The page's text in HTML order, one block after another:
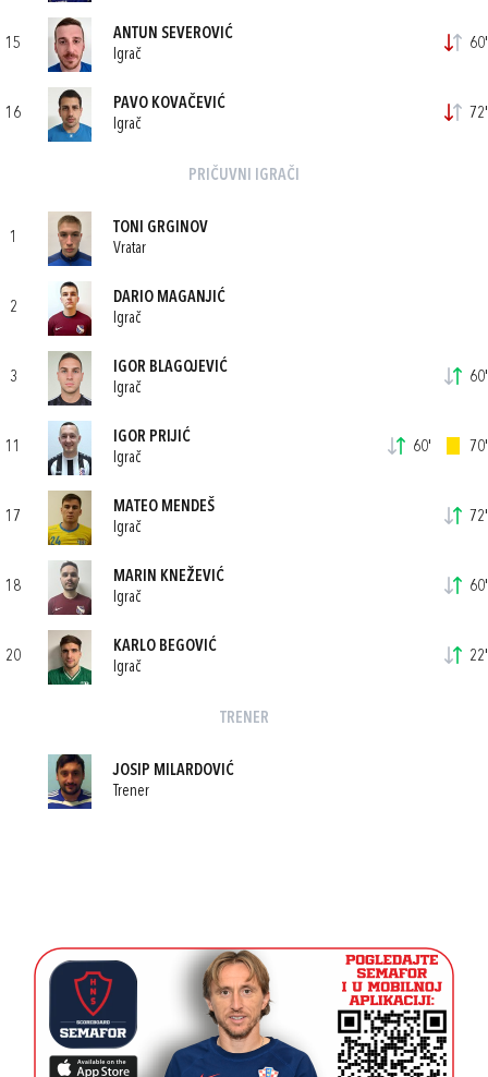
15
ANTUN SEVEROVIĆ
Igrač
60'
16
PAVO KOVAČEVIĆ
Igrač
72'
PRIČUVNI IGRAČI
1
TONI GRGINOV
Vratar
2
DARIO MAGANJIĆ
Igrač
3
IGOR BLAGOJEVIĆ
Igrač
60'
11
IGOR PRIJIĆ
Igrač
60' 70'
17
MATEO MENDEŠ
Igrač
72'
18
MARIN KNEŽEVIĆ
Igrač
60'
20
KARLO BEGOVIĆ
Igrač
22'
TRENER
JOSIP MILARDOVIĆ
Trener